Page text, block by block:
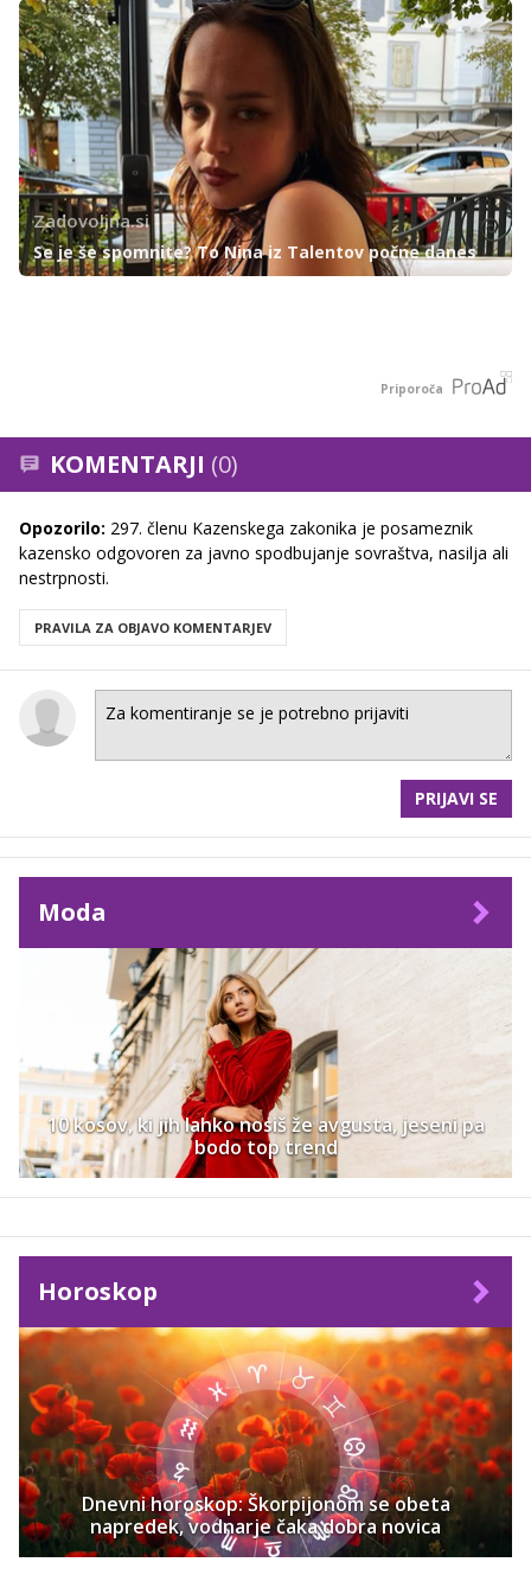
Zadovoljna.si
Se je še spomnite? To Nina iz Talentov počne danes
Priporoča
KOMENTARJI (0)
Opozorilo: 297. členu Kazenskega zakonika je posameznik
kazensko odgovoren za javno spodbujanje sovraštva, nasilja ali
nestrpnosti.
PRAVILA ZA OBJAVO KOMENTARJEV
PRIJAVI SE
Moda
10 kosov, ki jih lahko nosiš že avgusta, jeseni pa
bodo top trend
Horoskop
Dnevni horoskop: Škorpijonom se obeta
napredek, vodnarje čaka dobra novica